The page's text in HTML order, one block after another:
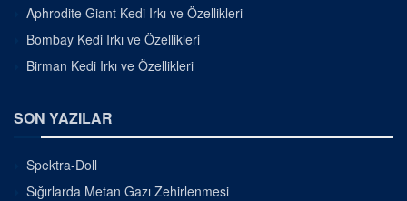
Aphrodite Giant Kedi Irkı ve Özellikleri
Bombay Kedi Irkı ve Özellikleri
Birman Kedi Irkı ve Özellikleri
SON YAZILAR
Spektra-Doll
Sığırlarda Metan Gazı Zehirlenmesi